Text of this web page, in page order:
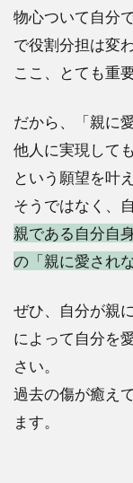
物心ついて自分
で役割分担は変
ここ、とても重
だから、「親に
他人に実現して
という願望を叶
そうではなく、
親である自分自
の「親に愛され
ぜひ、自分が親
によって自分を
さい。
過去の傷が癒え
ます。